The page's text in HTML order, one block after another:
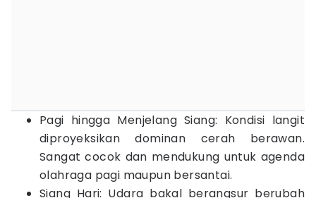
Pagi hingga Menjelang Siang: Kondisi langit
diproyeksikan dominan cerah berawan.
Sangat cocok dan mendukung untuk agenda
olahraga pagi maupun bersantai.
Siang Hari: Udara bakal berangsur berubah